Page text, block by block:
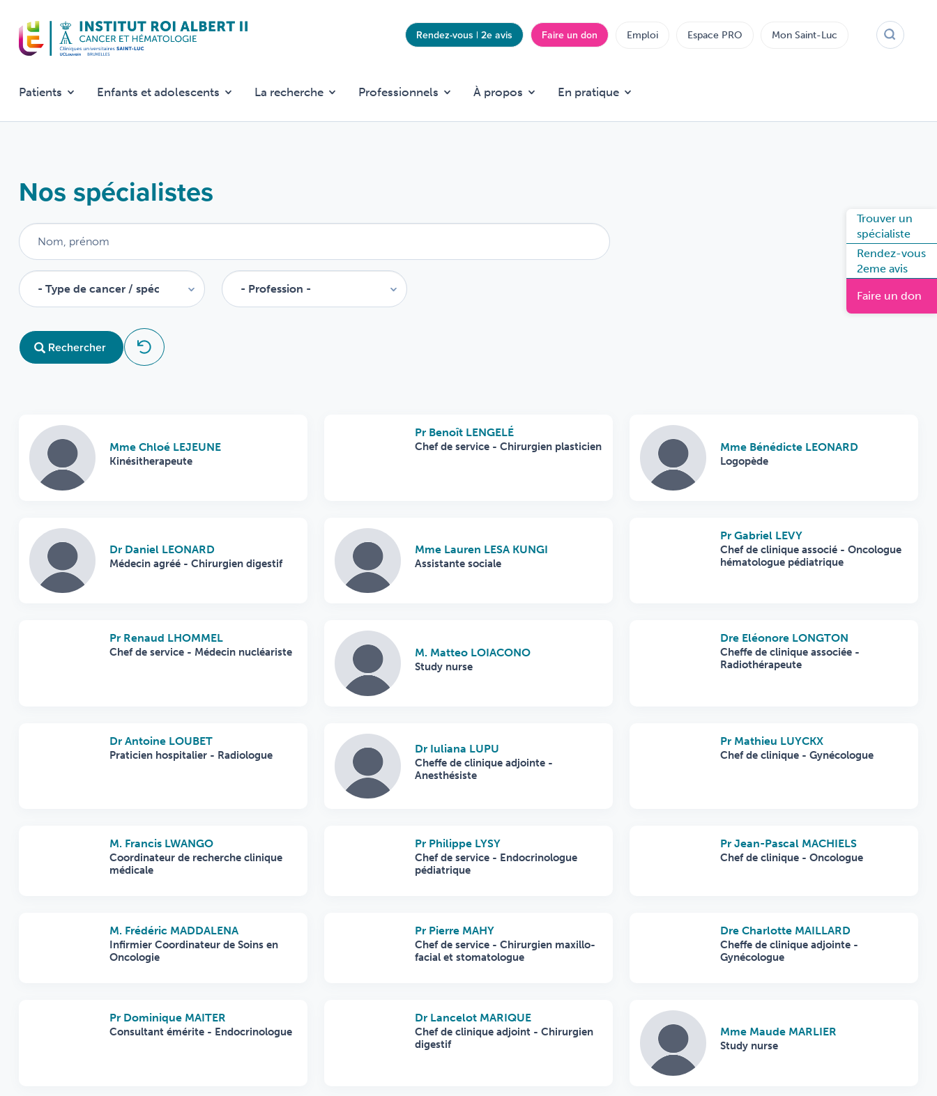
contenu
principal
TopRendez-vous | 2e avis Faire un don Emploi Espace PRO Mon Saint-Luc
Patients Enfants et adolescents La recherche Professionnels À propos En pratique
Trouver un
spécialiste
Rendez-vous
2eme avis
Faire un don
Nos spécialistes
Rechercher
Mme Chloé LEJEUNE
Kinésitherapeute
Pr Benoît LENGELÉ
Chef de service - Chirurgien plasticien Mme Bénédicte LEONARD
Logopède
Dr Daniel LEONARD
Médecin agréé - Chirurgien digestif
Mme Lauren LESA KUNGI
Assistante sociale
Pr Gabriel LEVY
Chef de clinique associé - Oncologue
hématologue pédiatrique
Pr Renaud LHOMMEL
Chef de service - Médecin nucléariste M. Matteo LOIACONO
Study nurse
Dre Eléonore LONGTON
Cheffe de clinique associée -
Radiothérapeute
Dr Antoine LOUBET
Praticien hospitalier - Radiologue Dr Iuliana LUPU
Cheffe de clinique adjointe -
Anesthésiste
Pr Mathieu LUYCKX
Chef de clinique - Gynécologue
M. Francis LWANGO
Coordinateur de recherche clinique
médicale
Pr Philippe LYSY
Chef de service - Endocrinologue
pédiatrique
Pr Jean-Pascal MACHIELS
Chef de clinique - Oncologue
M. Frédéric MADDALENA
Infirmier Coordinateur de Soins en
Oncologie
Pr Pierre MAHY
Chef de service - Chirurgien maxillo-
facial et stomatologue
Dre Charlotte MAILLARD
Cheffe de clinique adjointe -
Gynécologue
Pr Dominique MAITER
Consultant émérite - Endocrinologue
Dr Lancelot MARIQUE
Chef de clinique adjoint - Chirurgien
digestif
Mme Maude MARLIER
Study nurse